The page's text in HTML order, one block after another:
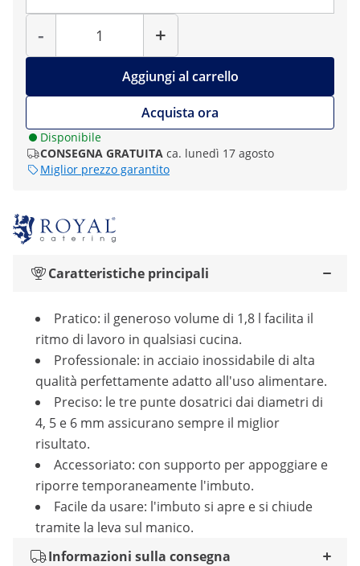
-
Quantità
+
Aggiungi al carrello
Acquista ora
Disponibile
CONSEGNA GRATUITA ca. lunedì 17 agosto
Miglior prezzo garantito
Caratteristiche principali
Pratico: il generoso volume di 1,8 l facilita il
ritmo di lavoro in qualsiasi cucina.
Professionale: in acciaio inossidabile di alta
qualità perfettamente adatto all'uso alimentare.
Preciso: le tre punte dosatrici dai diametri di
4, 5 e 6 mm assicurano sempre il miglior
risultato.
Accessoriato: con supporto per appoggiare e
riporre temporaneamente l'imbuto.
Facile da usare: l'imbuto si apre e si chiude
tramite la leva sul manico.
Informazioni sulla consegna